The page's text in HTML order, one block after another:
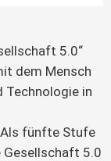
5.0“
dem Mensch
Technologie in
fünfte Stufe
5.0